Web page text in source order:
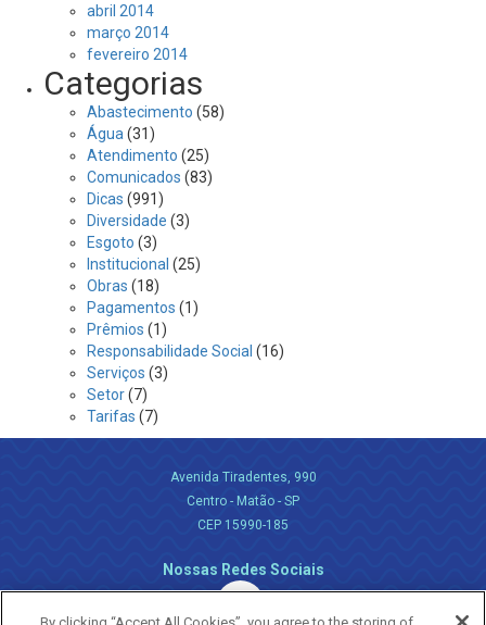
abril 2014
março 2014
fevereiro 2014
Categorias
Abastecimento (58)
Água (31)
Atendimento (25)
Comunicados (83)
Dicas (991)
Diversidade (3)
Esgoto (3)
Institucional (25)
Obras (18)
Pagamentos (1)
Prêmios (1)
Responsabilidade Social (16)
Serviços (3)
Setor(7)
Tarifas (7)
Avenida Tiradentes, 990
Centro - Matão - SP
CEP 15990-185
Nossas Redes Sociais